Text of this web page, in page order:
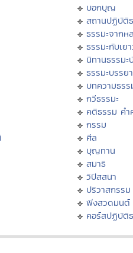
บอกบุญ
สถานปฏิบัติ
ธรรมะจากห
ธรรมะกับเย
นิทานธรรมะ
ธรรมะบรรย
บทความธรร
กวีธรรมะ
คติธรรม คำ
กรรม
ศีล
บุญทาน
สมาธิ
วิปัสสนา
ปริวาสกรรม
ฟังสวดมนต์
คอร์สปฏิบัติ